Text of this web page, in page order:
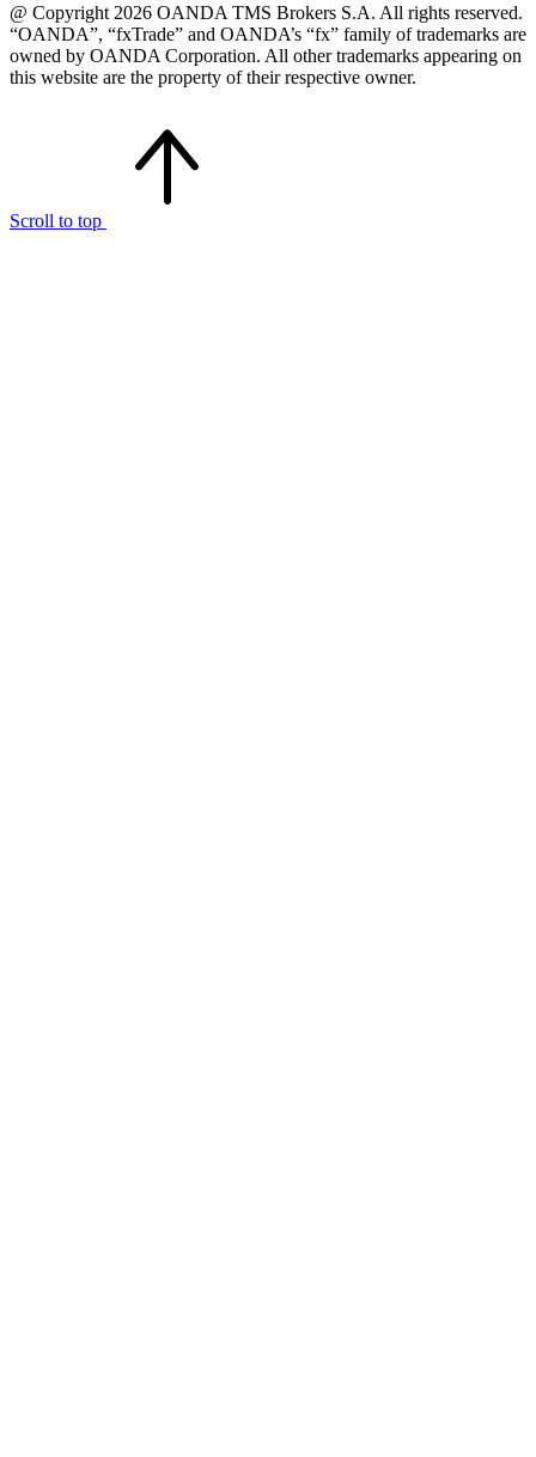
@ Copyright 2026 OANDA TMS Brokers S.A. All rights reserved.
“OANDA”, “fxTrade” and OANDA’s “fx” family of trademarks are
owned by OANDA Corporation. All other trademarks appearing on
this website are the property of their respective owner.
Scroll to top